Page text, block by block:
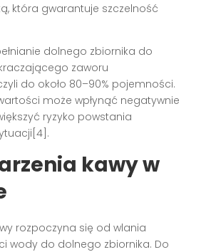
która gwarantuje szczelność
dolnego zbiornika do
zaworu
do około 80–90% pojemności.
może wpłynąć negatywnie
ryzyko powstania
kawy w
rozpoczyna się od wlania
wody do dolnego zbiornika. Do